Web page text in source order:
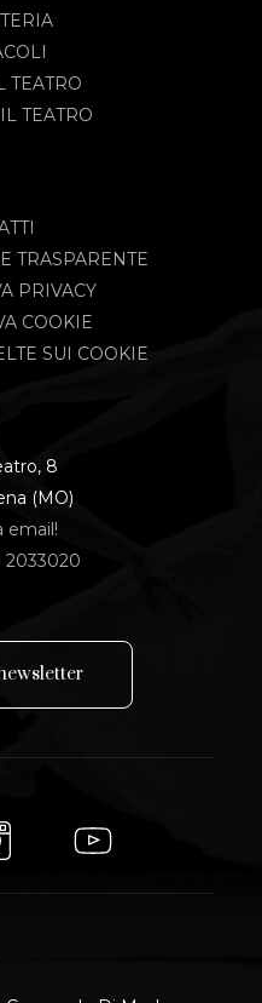
TEATRO
TEATRO
TRASPARENTE
PRIVACY
COOKIE
SUI COOKIE
8
(MO)
email!
2033020
ewsletter